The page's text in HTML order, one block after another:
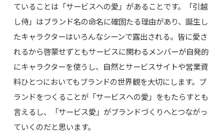
ていることは「サービスへの愛」があることです。「引越
し侍」はブランド名の命名に確固たる理由があり、誕生し
たキャラクターはいろんなシーンで露出される。皆に愛さ
れるから啓蒙せずともサービスに関わるメンバーが自発的
にキャラクターを使うし、自然とサービスサイトや営業資
料ひとつにおいてもブランドの世界観を大切にします。ブ
ランドをつくることが「サービスへの愛」をもたらすとも
言えるし、「サービス愛」がブランドづくりへとつながっ
ていくのだと思います。